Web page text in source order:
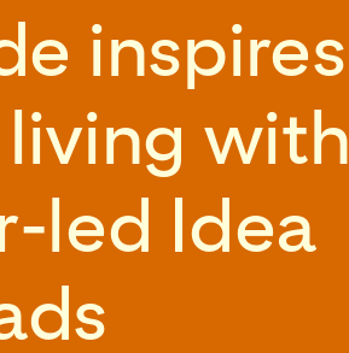
inspires
with
led Idea